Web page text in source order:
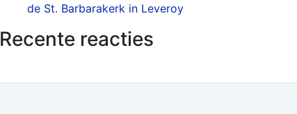
de St. Barbarakerk in Leveroy
Recente reacties